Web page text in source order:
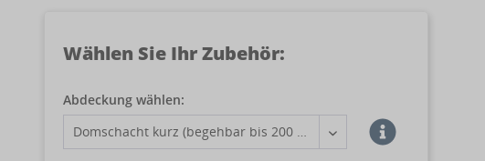
Wählen Sie Ihr Zubehör:
Abdeckung wählen: